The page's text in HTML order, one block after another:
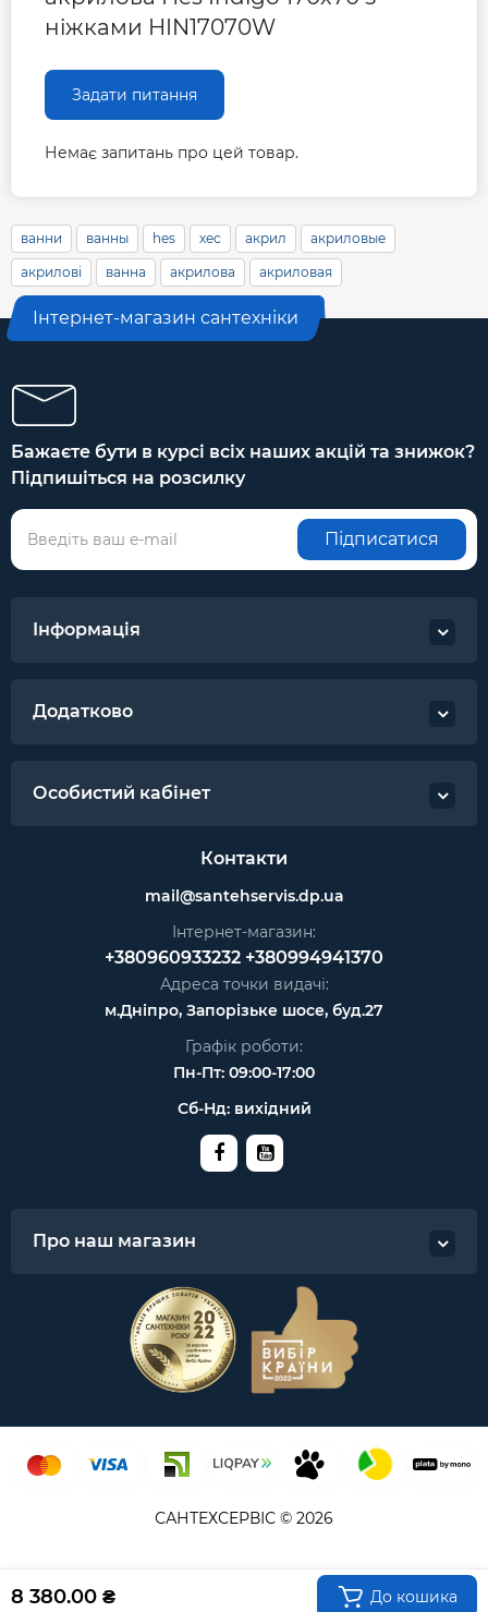
ніжками HIN17070W
Задати питання
Немає запитань про цей товар.
8 380.00 ₴ До кошика
ванни ванны hes хес акрил акриловые
акрилові ванна акрилова акриловая
Інтернет-магазин сантехніки
Бажаєте бути в курсі всіх наших акцій та знижок?
Підпишіться на розсилку
Підписатися
Інформація
Додатково
Особистий кабінет
Контакти
mail@santehservis.dp.ua
Інтернет-магазин:
+380960933232 +380994941370
Адреса точки видачі:
м.Дніпро, Запорізьке шосе, буд.27
Графік роботи:
Пн-Пт: 09:00-17:00
Сб-Нд: вихідний
Про наш магазин
САНТЕХСЕРВІС © 2026